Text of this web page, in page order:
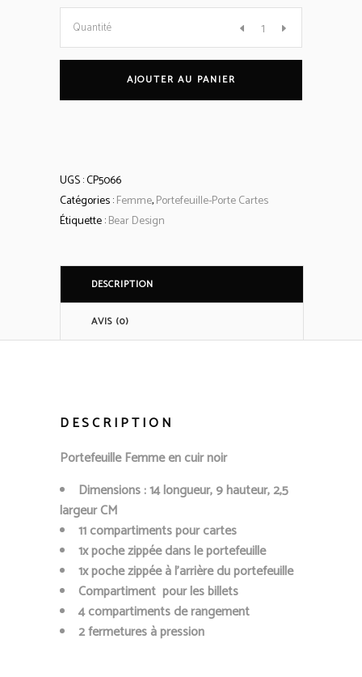
Portefeuille
Quantité
AJOUTER AU PANIER
UGS :CP5066
Catégories :Femme,Portefeuille-Porte Cartes
Étiquette :Bear Design
DESCRIPTION
AVIS (0)
DESCRIPTION
Portefeuille Femme en cuir noir
Dimensions : 14 longueur, 9 hauteur, 2,5
largeur CM
11 compartiments pour cartes
1x poche zippée dans le portefeuille
1x poche zippée à l’arrière du portefeuille
Compartiment pour les billets
4 compartiments de rangement
2 fermetures à pression